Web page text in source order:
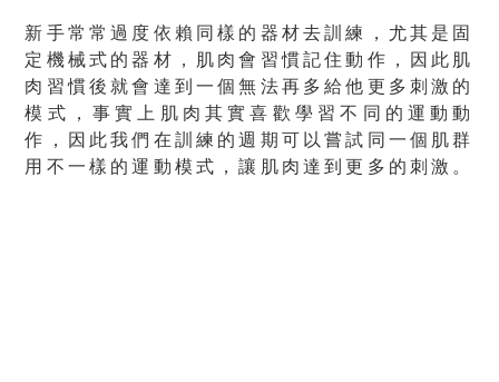
新手常常過度依賴同樣的器材去訓練，尤其是固
定機械式的器材，肌肉會習慣記住動作，因此肌
肉習慣後就會達到一個無法再多給他更多刺激的
模式，事實上肌肉其實喜歡學習不同的運動動
作，因此我們在訓練的週期可以嘗試同一個肌群
用不一樣的運動模式，讓肌肉達到更多的刺激。